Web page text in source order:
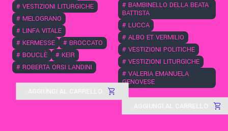
# VESTIZIONI LITURGICHE
# MELOGRANO
# LINFA VITALE
# KERMESSE # BROCCATO
# BOUCLÈ # KEIR
# ROBERTA ORSI LANDINI
AGGIUNGI AL CARRELLO
# BAMBINELLO DELLA BEATA
BATTISTA
# LUCCA
# ALBO ET VERMILIO
# VESTIZIONI POLITICHE
# VESTIZIONI LITURGICHE
# VALERIA EMANUELA
GENOVESE
AGGIUNGI AL CARRELLO